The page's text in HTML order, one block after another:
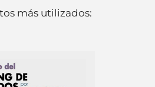
más utilizados: